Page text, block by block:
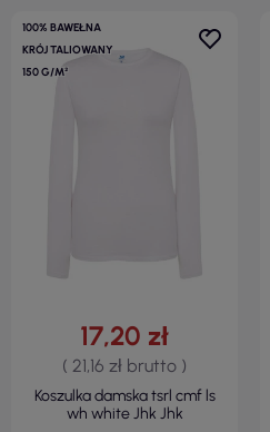
100% BAWEŁNA
KRÓJ TALIOWANY
150 G/M²
17,20 zł
( 21,16 zł brutto )
Koszulka damska tsrl cmf ls
wh white Jhk Jhk